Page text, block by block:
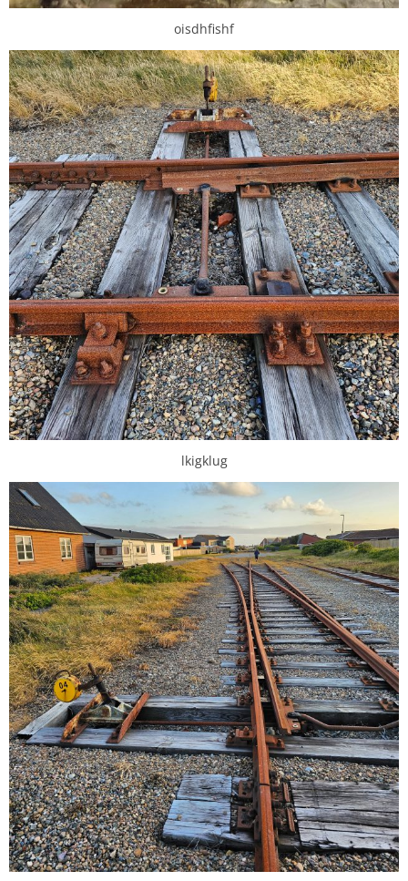
oisdhfishf
lkigklug